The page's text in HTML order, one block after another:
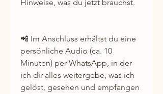
Hinweise, was du jetzt brauchst.
📲 Im Anschluss erhältst du eine
persönliche Audio (ca. 10
Minuten) per WhatsApp, in der
ich dir alles weitergebe, was ich
gelöst, gesehen und empfangen